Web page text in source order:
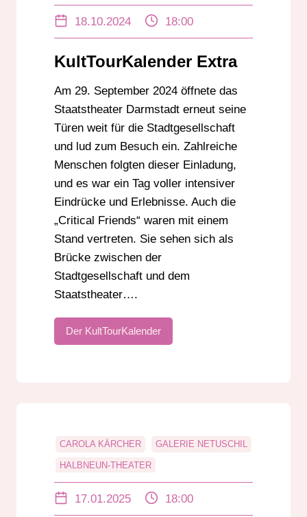
TAG DER OFFENEN TÜR
18.10.2024 18:00
KultTourKalender Extra
Am 29. September 2024 öffnete das
Staatstheater Darmstadt erneut seine
Türen weit für die Stadtgesellschaft
und lud zum Besuch ein. Zahlreiche
Menschen folgten dieser Einladung,
und es war ein Tag voller intensiver
Eindrücke und Erlebnisse. Auch die
„Critical Friends“ waren mit einem
Stand vertreten. Sie sehen sich als
Brücke zwischen der
Stadtgesellschaft und dem
Staatstheater….
Der KultTourKalender
CAROLA KÄRCHER GALERIE NETUSCHIL
HALBNEUN-THEATER
POETRY SLAM
17.01.2025 18:00